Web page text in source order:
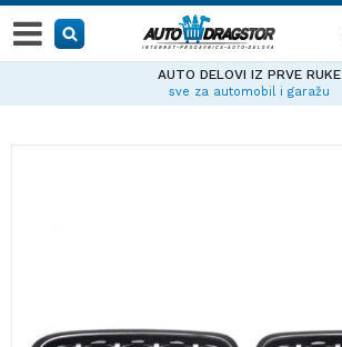
AUTO DELOVI IZ PRVE RUKE
sve za automobil i garažu